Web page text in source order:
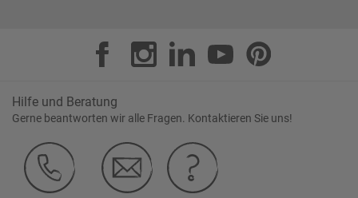
Hilfe und Beratung
Gerne beantworten wir alle Fragen. Kontaktieren Sie uns!